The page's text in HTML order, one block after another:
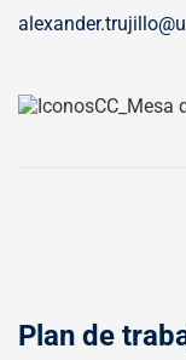
Plan de